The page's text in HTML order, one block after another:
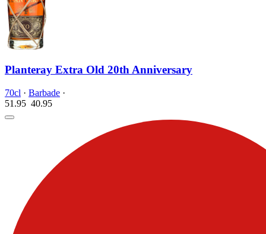
Planteray Extra Old 20th Anniversary
70cl · Barbade ·
51.95 40.95